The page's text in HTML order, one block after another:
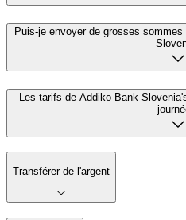
Puis-je envoyer de grosses
Les tarifs de Addiko Bank
Transférer de l'argent